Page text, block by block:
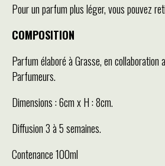
Pour un parfum plus léger, vous pouvez
COMPOSITION
Parfum élaboré à Grasse, en collaboration
Parfumeurs.
Dimensions : 6cm x H : 8cm.
Diffusion 3 à 5 semaines.
Contenance 100ml